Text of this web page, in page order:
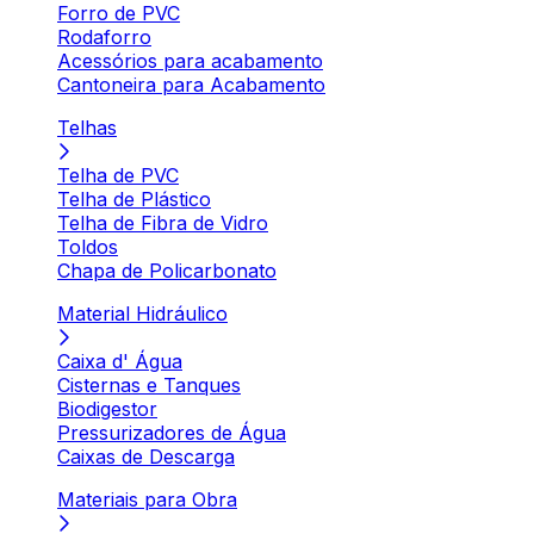
Forro de PVC
Rodaforro
Acessórios para acabamento
Cantoneira para Acabamento
Telhas
Telha de PVC
Telha de Plástico
Telha de Fibra de Vidro
Toldos
Chapa de Policarbonato
Material Hidráulico
Caixa d' Água
Cisternas e Tanques
Biodigestor
Pressurizadores de Água
Caixas de Descarga
Materiais para Obra